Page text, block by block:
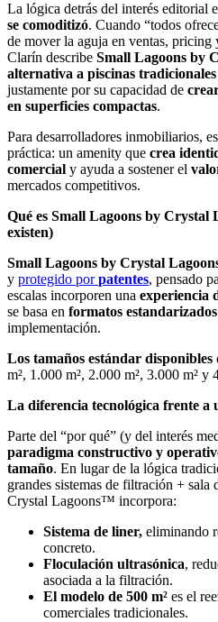
La lógica detrás del interés editorial
se comoditizó. Cuando “todos
de mover la aguja en ventas, pricing
Clarín describe Small Lagoons by
alternativa a piscinas
justamente por su capacidad de
en superficies compactas.
Para desarrolladores inmobiliarios,
práctica: un amenity que crea
comercial y ayuda a sostener el
mercados competitivos.
Qué es Small Lagoons by
existen)
Small Lagoons by Crystal
y protegido porpatentes, pensado
escalas incorporen una experiencia
se basa en formatos estandarizados
implementación.
Los tamaños estándar disponibles
m², 1.000 m², 2.000 m², 3.000 m² y
La diferencia tecnológica frente a
Parte del “por qué” (y del interés
paradigma constructivo y
tamaño. En lugar de la lógica
grandes sistemas de filtración +
Crystal Lagoons™ incorpora:
Sistema de liner, eliminando
concreto.
Floculación ultrasónica,
asociada a la filtración.
El modelo de 500 m² es el
comerciales tradicionales.